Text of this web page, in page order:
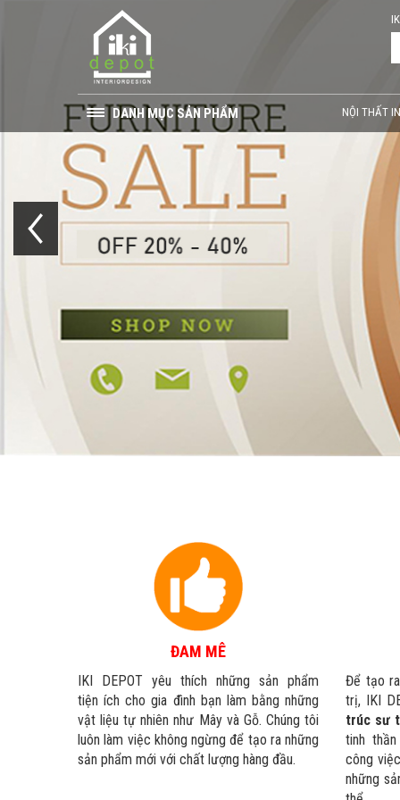
DANH MỤC SẢN PHẨM NỘI THẤT
ĐAM MÊ
IKI DEPOT yêu thích những sản phẩm
tiện ích cho gia đình bạn làm bằng những
vật liệu tự nhiên như Mây và Gỗ. Chúng tôi
luôn làm việc không ngừng để tạo ra những
sản phẩm mới với chất lượng hàng đầu.
Để tạo
trị, IKI
trúc sư
tinh
công
những